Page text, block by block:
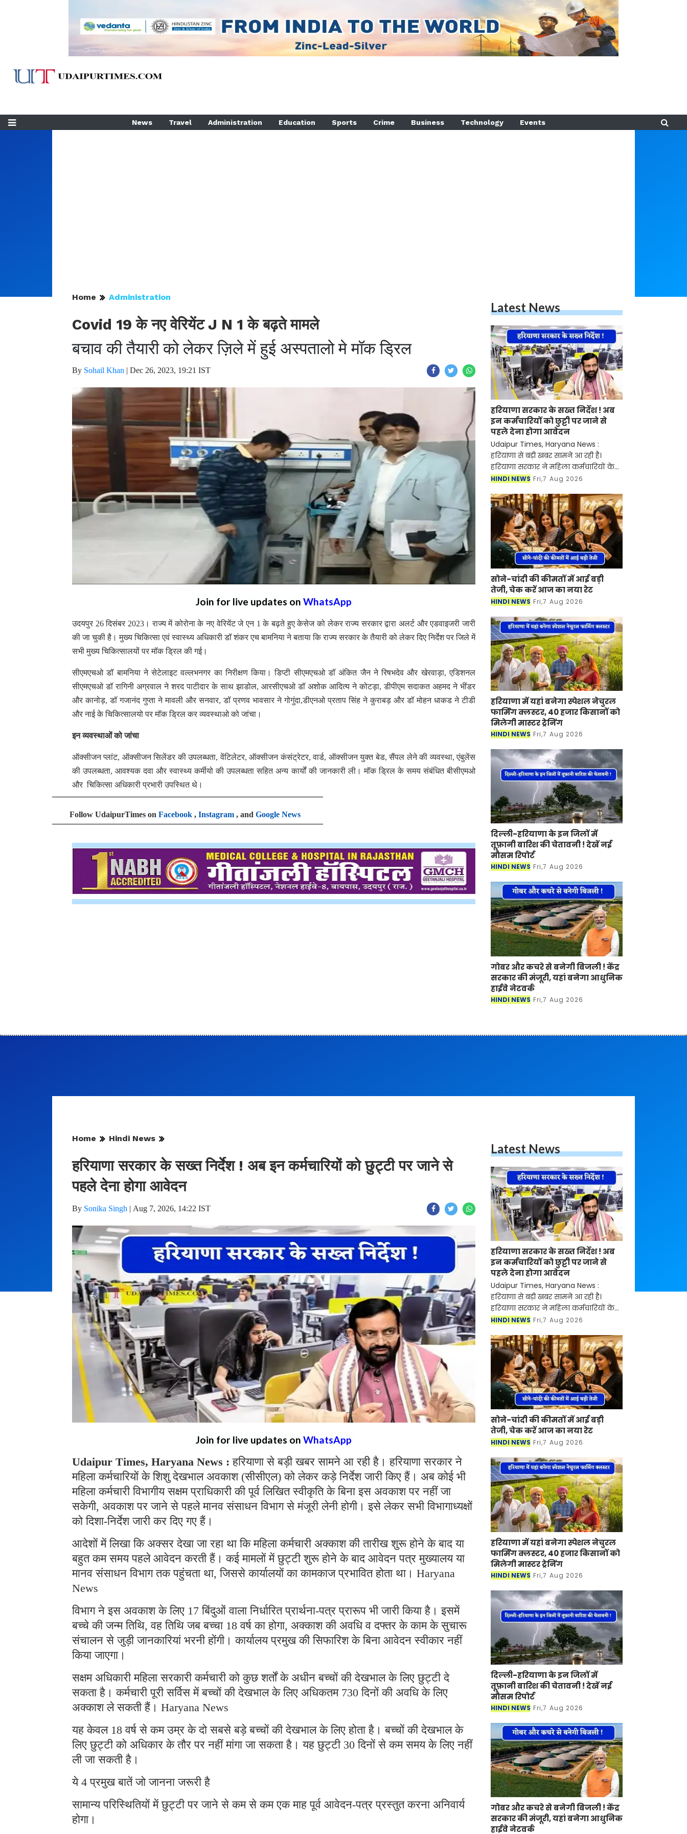
News Travel Administration Education Sports Crime Business Technology Events
Home Administration
Covid 19 के नए वेरियेंट J N 1 के बढ़ते मामले
बचाव की तैयारी को लेकर ज़िले में हुई अस्पतालो मे मॉक ड्रिल
By Sohail Khan | Dec 26, 2023, 19:21 IST
Join for live updates on WhatsApp
उदयपुर 26 दिसंबर 2023। राज्य में कोरोना के नए वेरियेंट जे एन 1 के बढ़ते हुए केसेज को लेकर राज्य सरकार द्वारा अलर्ट और एडवाइजरी जारी
की जा चुकी है। मुख्य चिकित्सा एवं स्वास्थ्य अधिकारी डॉ शंकर एच बामनिया ने बताया कि राज्य सरकार के तैयारी को लेकर दिए निर्देश पर जिले में
सभी मुख्य चिकित्सालयों पर मॉक ड्रिल की गई।
सीएमएचओ डॉ बामनिया ने सेटेलाइट वल्लभनगर का निरीक्षण किया। डिप्टी सीएमएचओ डॉ अंकित जैन ने रिषभदेव और खेरवाड़ा, एडिशनल
सीएमएचओ डॉ रागिनी अग्रवाल ने शरद पाटीदार के साथ झाडोल, आरसीएचओ डॉ अशोक आदित्य ने कोटड़ा, डीपीएम सदाकत अहमद ने भींडर
और कानोड़, डॉ गजानंद गुप्ता ने मावली और सनवार, डॉ प्रणव भावसार ने गोगुंदा,डीएनओ प्रताप सिंह ने कुराबड़ और डॉ मोहन धाकड ने टीडी
और नाई के चिकित्सालयो पर मॉक ड्रिल कर व्यवस्थाओ को जांचा।
इन व्यवस्थाओं को जांचा
ऑक्सीजन प्लांट, ऑक्सीजन सिलेंडर की उपलब्धता, वेंटिलेटर, ऑक्सीजन कंसंट्रेटर, वार्ड, ऑक्सीजन युक्त बेड, सैंपल लेने की व्यवस्था, एंबुलेंस
की उपलब्धता, आवश्यक दवा और स्वास्थ्य कर्मीयो की उपलब्धता सहित अन्य कार्यों की जानकारी ली। मॉक ड्रिल के समय संबंधित बीसीएमओ
और चिकित्सा अधिकारी प्रभारी उपस्थित थे।
Follow UdaipurTimes on Facebook , Instagram , and Google News
Latest News
हरियाणा सरकार के सख्त निर्देश ! अब
इन कर्मचारियों को छुट्टी पर जाने से
पहले देना होगा आवेदन
Udaipur Times, Haryana News :
हरियाणा से बड़ी खबर सामने आ रही है।
हरियाणा सरकार ने महिला कर्मचारियों के
शिशु देखभाल अवकाश (सीसीएल) को
महिला कर्मचारी विभागीय स
HINDI NEWS Fri,7 Aug 2026
सोने-चांदी की कीमतों में आई बड़ी
तेजी, चेक करें आज का नया रेट
HINDI NEWS Fri,7 Aug 2026
हरियाणा में यहां बनेगा स्पेशल नेचुरल
फार्मिंग क्लस्टर, 40 हजार किसानों को
मिलेगी मास्टर ट्रेनिंग
HINDI NEWS Fri,7 Aug 2026
दिल्ली-हरियाणा के इन जिलों में
तूफ़ानी बारिश की चेतावनी ! देखें नई
मौसम रिपोर्ट
HINDI NEWS Fri,7 Aug 2026
गोबर और कचरे से बनेगी बिजली ! केंद्र
सरकार की मंजूरी, यहां बनेगा आधुनिक
हाईवे नेटवर्क
HINDI NEWS Fri,7 Aug 2026
Home Hindi News
हरियाणा सरकार के सख्त निर्देश ! अब इन कर्मचारियों को छुट्टी पर जाने से
पहले देना होगा आवेदन
By Sonika Singh | Aug 7, 2026, 14:22 IST
Join for live updates on WhatsApp
Udaipur Times, Haryana News :हरियाणा से बड़ी खबर सामने आ रही है। हरियाणा सरकार ने
महिला कर्मचारियों के शिशु देखभाल अवकाश (सीसीएल) को लेकर कड़े निर्देश जारी किए हैं। अब कोई भी
महिला कर्मचारी विभागीय सक्षम प्राधिकारी की पूर्व लिखित स्वीकृति के बिना इस अवकाश पर नहीं जा
सकेगी, अवकाश पर जाने से पहले मानव संसाधन विभाग से मंजूरी लेनी होगी। इसे लेकर सभी विभागाध्यक्षों
को दिशा-निर्देश जारी कर दिए गए हैं।
आदेशों में लिखा कि अक्सर देखा जा रहा था कि महिला कर्मचारी अक्काश की तारीख शुरू होने के बाद या
बहुत कम समय पहले आवेदन करती हैं। कई मामलों में छुट्टी शुरू होने के बाद आवेदन पत्र मुख्यालय या
मानव संसाधन विभाग तक पहुंचता था, जिससे कार्यालयों का कामकाज प्रभावित होता था। Haryana
News
विभाग ने इस अवकाश के लिए 17 बिंदुओं वाला निर्धारित प्रार्थना-पत्र प्रारूप भी जारी किया है। इसमें
बच्चे की जन्म तिथि, वह तिथि जब बच्चा 18 वर्ष का होगा, अक्काश की अवधि व दफ्तर के काम के सुचारू
संचालन से जुड़ी जानकारियां भरनी होंगी। कार्यालय प्रमुख की सिफारिश के बिना आवेदन स्वीकार नहीं
किया जाएगा।
सक्षम अधिकारी महिला सरकारी कर्मचारी को कुछ शर्तों के अधीन बच्चों की देखभाल के लिए छुट्टी दे
सकता है। कर्मचारी पूरी सर्विस में बच्चों की देखभाल के लिए अधिकतम 730 दिनों की अवधि के लिए
अक्काश ले सकती हैं। Haryana News
यह केवल 18 वर्ष से कम उम्र के दो सबसे बड़े बच्चों की देखभाल के लिए होता है। बच्चों की देखभाल के
लिए छुट्टी को अधिकार के तौर पर नहीं मांगा जा सकता है। यह छुट्टी 30 दिनों से कम समय के लिए नहीं
ली जा सकती है।
ये 4 प्रमुख बातें जो जानना जरूरी है
सामान्य परिस्थितियों में छुट्टी पर जाने से कम से कम एक माह पूर्व आवेदन-पत्र प्रस्तुत करना अनिवार्य
होगा।
Latest News
हरियाणा सरकार के सख्त निर्देश ! अब
इन कर्मचारियों को छुट्टी पर जाने से
पहले देना होगा आवेदन
Udaipur Times, Haryana News :
हरियाणा से बड़ी खबर सामने आ रही है।
हरियाणा सरकार ने महिला कर्मचारियों के
शिशु देखभाल अवकाश (सीसीएल) को
महिला कर्मचारी विभागीय स
HINDI NEWS Fri,7 Aug 2026
सोने-चांदी की कीमतों में आई बड़ी
तेजी, चेक करें आज का नया रेट
HINDI NEWS Fri,7 Aug 2026
हरियाणा में यहां बनेगा स्पेशल नेचुरल
फार्मिंग क्लस्टर, 40 हजार किसानों को
मिलेगी मास्टर ट्रेनिंग
HINDI NEWS Fri,7 Aug 2026
दिल्ली-हरियाणा के इन जिलों में
तूफ़ानी बारिश की चेतावनी ! देखें नई
मौसम रिपोर्ट
HINDI NEWS Fri,7 Aug 2026
गोबर और कचरे से बनेगी बिजली ! केंद्र
सरकार की मंजूरी, यहां बनेगा आधुनिक
हाईवे नेटवर्क